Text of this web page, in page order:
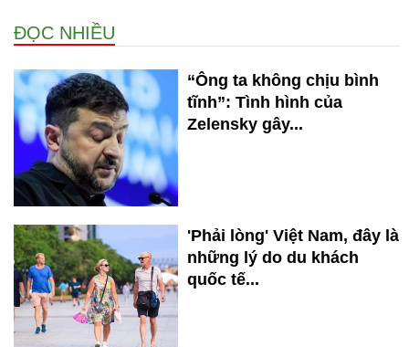
ĐỌC NHIỀU
“Ông ta không chịu bình
tĩnh”: Tình hình của
Zelensky gây...
'Phải lòng' Việt Nam, đây là
những lý do du khách
quốc tế...